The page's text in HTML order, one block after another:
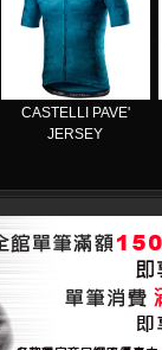
CASTELLI PAVE'
JERSEY